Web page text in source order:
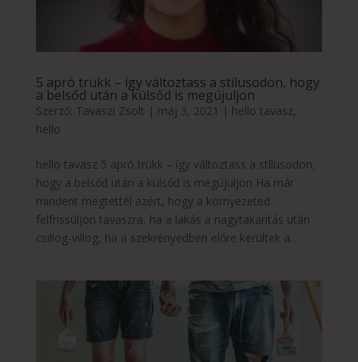
5 apró trükk – így változtass a stílusodon, hogy
a belsőd után a külsőd is megújuljon
Szerző: Tavaszi Zsolt | máj 3, 2021 | hello tavasz,
hello
hello tavasz 5 apró trükk – így változtass a stílusodon,
hogy a belsőd után a külsőd is megújuljon Ha már
mindent megtettél azért, hogy a környezeted
felfrissüljön tavaszra, ha a lakás a nagytakarítás után
csillog-villog, ha a szekrényedben előre kerültek a...